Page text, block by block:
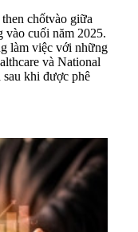
chốtvào giữa
vào cuối năm 2025.
làm việc với những
và National
khi được phê